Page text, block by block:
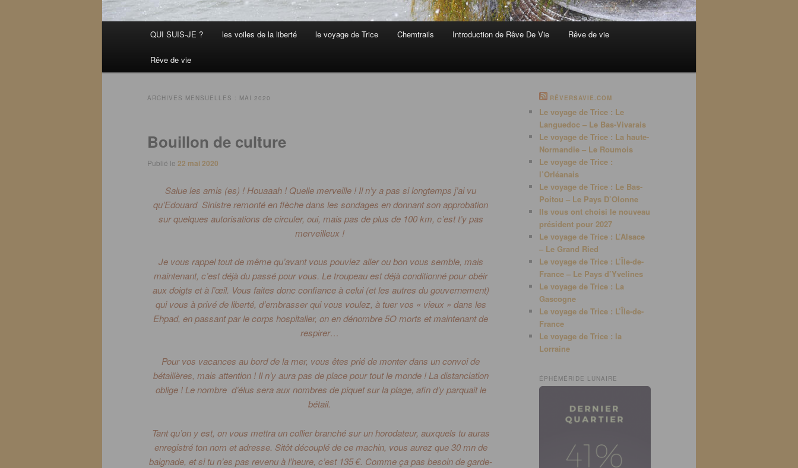
QUI SUIS-JE ? les voiles de la liberté le voyage de Trice Chemtrails Introduction de Rêve De Vie Rêve de vie
Rêve de vie
ARCHIVES MENSUELLES : MAI 2020
Bouillon de culture
Publié le 22 mai 2020
Salue les amis (es) ! Houaaah ! Quelle merveille ! Il n’y a pas si longtemps j’ai vu
qu’Edouard Sinistre remonté en flèche dans les sondages en donnant son approbation
sur quelques autorisations de circuler, oui, mais pas de plus de 100 km, c’est t’y pas
merveilleux !
Je vous rappel tout de même qu’avant vous pouviez aller ou bon vous semble, mais
maintenant, c’est déjà du passé pour vous. Le troupeau est déjà conditionné pour obéir
aux doigts et à l’œil. Vous faites donc confiance à celui(et les autres du gouvernement)
qui vous à privé de liberté, d’embrasser qui vous voulez, à tuer vos « vieux » dans les
Ehpad, en passant par le corps hospitalier, on en dénombre5Omorts et maintenant de
respirer…
Pour vos vacances au bord de la mer, vous êtes prié de monter dans un convoi de
bétaillères, mais attention !Il n’y aura pas de place pour tout le monde !La distanciation
oblige !Le nombre d’élus sera aux nombres de piquet sur la plage, afin d’y parquait le
bétail.
Tant qu’on y est, on vous mettra un collier branché sur un horodateur, auxquels tu auras
enregistré ton nom et adresse. Sitôt découplé de ce machin, vous aurez que 30mnde
baignade, et si tu n’es pas revenu à l’heure, c’est 135 €. Comme ça pas besoin de garde-
RÊVERSAVIE.COM
Le voyage de Trice : Le
Languedoc – Le Bas-Vivarais
Le voyage de Trice : La haute-
Normandie – Le Roumois
Le voyage de Trice :
l’Orléanais
Le voyage de Trice : Le Bas-
Poitou – Le Pays D’Olonne
Ils vous ont choisi le nouveau
président pour 2027
Le voyage de Trice : L’Alsace
– Le Grand Ried
Le voyage de Trice : L’Île-de-
France – Le Pays d’Yvelines
Le voyage de Trice : La
Gascogne
Le voyage de Trice : L’Île-de-
France
Le voyage de Trice : la
Lorraine
ÉPHÉMÉRIDE LUNAIRE